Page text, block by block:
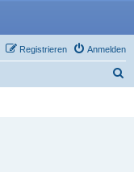
Anmelden
Registrieren